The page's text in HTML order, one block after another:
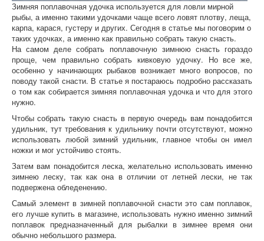
Зимняя поплавочная удочка используется для ловли мирной
рыбы, а именно такими удочками чаще всего ловят плотву, леща,
карпа, карася, густеру и других. Сегодня в статье мы поговорим о
таких удочках, а именно как правильно собрать такую снасть.
На самом деле собрать поплавочную зимнюю снасть гораздо
проще, чем правильно собрать кивковую удочку. Но все же,
особенно у начинающих рыбаков возникает много вопросов, по
поводу такой снасти. В статье я постараюсь подробно рассказать
о том как собирается зимняя поплавочная удочка и что для этого
нужно.
Чтобы собрать такую снасть в первую очередь вам понадобится
удильник, тут требования к удильнику почти отсутствуют, можно
использовать любой зимний удильник, главное чтобы он имел
ножки и мог устойчиво стоять.
Затем вам понадобится леска, желательно использовать именно
зимнею леску, так как она в отличии от летней лески, не так
подвержена обледенению.
Самый элемент в зимней поплавочной снасти это сам поплавок,
его лучше купить в магазине, использовать нужно именно зимний
поплавок предназначенный для рыбалки в зимнее время они
обычно небольшого размера.